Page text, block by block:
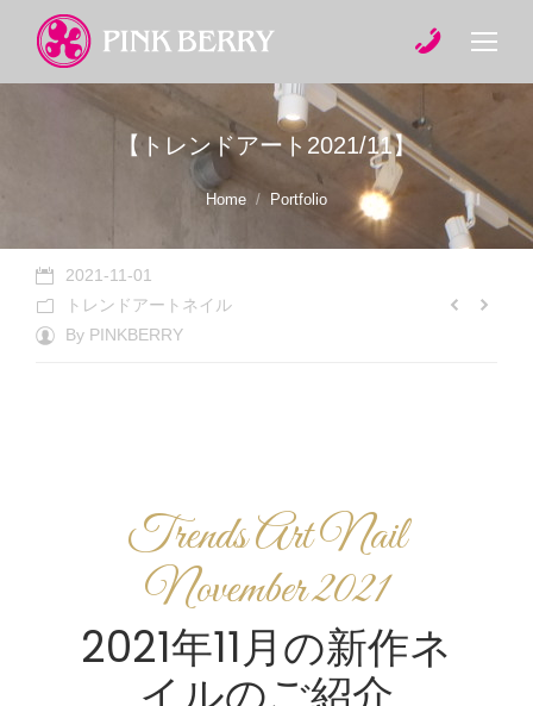
【トレンドアート2021/11】
Home Portfolio
2021-11-01
トレンドアートネイル
By PINKBERRY
Trends Art Nail
November 2021
2021年11月の新作ネ